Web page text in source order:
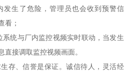
发生了危险，管理员也会收到预警信
看；
统与厂内监控视频实时联动，当发生
直接调取监控视频画面。
存、信誉是保证。诚信待人，灵活经